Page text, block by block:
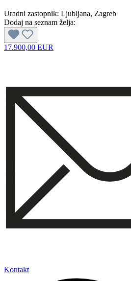
Uradni zastopnik: Ljubljana, Zagreb
Dodaj na seznam želja:
17.900,00 EUR
Kontakt